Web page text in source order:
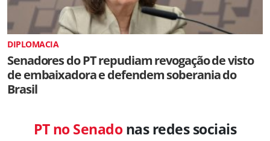
DIPLOMACIA
Senadores do PT repudiam revogação de visto
de embaixadora e defendem soberania do
Brasil
PT no Senadonas redes sociais